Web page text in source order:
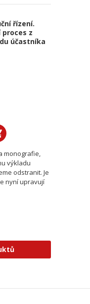
řízení.
proces z
účastníka
monografie,
výkladu
odstranit. Je
nyní upravují